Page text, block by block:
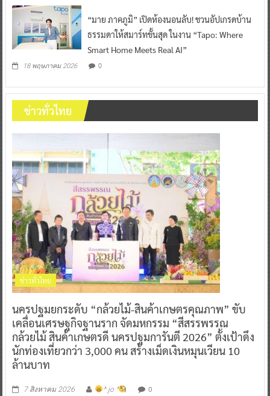
“มาย ภาคภูมิ” เปิดห้องนอนลับ! ชวนอัปเกรดบ้าน
ธรรมดาให้สมาร์ทขั้นสุด ในงาน “Tapo: Where
Smart Home Meets Real AI”
18 พฤษภาคม 2026 0
ข่าวทั่วไทย
ข่าวทั่วไทย
นครปฐมยกระดับ “กล้วยไม้-สินค้าเกษตรคุณภาพ” ขับ
เคลื่อนเศรษฐกิจฐานราก จัดมหกรรม “สีสรรพรรณ
กล้วยไม้ สินค้าเกษตรดี นครปฐมการันตี 2026” ตั้งเป้าดึง
นักท่องเที่ยวกว่า 3,000 คน สร้างเม็ดเงินหมุนเวียน 10
ล้านบาท
7 สิงหาคม 2026 ^ jo ^ 0